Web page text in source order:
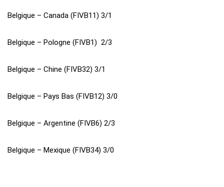
Belgique – Canada (FIVB11) 3/1
Belgique – Pologne (FIVB1) 2/3
Belgique – Chine (FIVB32) 3/1
Belgique – Pays Bas (FIVB12) 3/0
Belgique – Argentine (FIVB6) 2/3
Belgique – Mexique (FIVB34) 3/0